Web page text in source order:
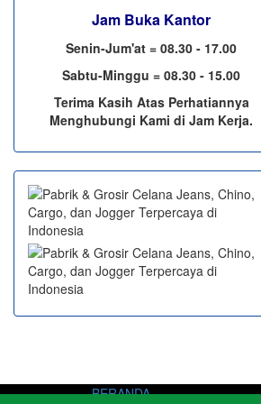
Jam Buka Kantor
Senin-Jum'at = 08.30 - 17.00
Sabtu-Minggu = 08.30 - 15.00
Terima Kasih Atas Perhatiannya
Menghubungi Kami di Jam Kerja.
BERANDA